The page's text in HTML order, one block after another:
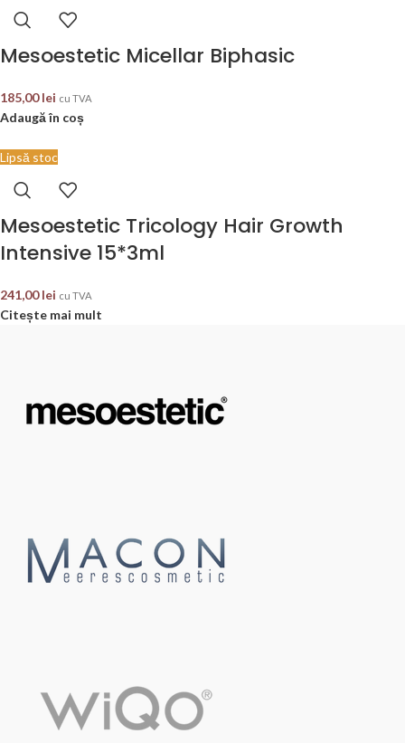
Mesoestetic Micellar Biphasic
185,00lei cu TVA
Adaugă în coș
Lipsă stoc
Mesoestetic Tricology Hair Growth
Intensive 15*3ml
241,00lei cu TVA
Citește mai mult